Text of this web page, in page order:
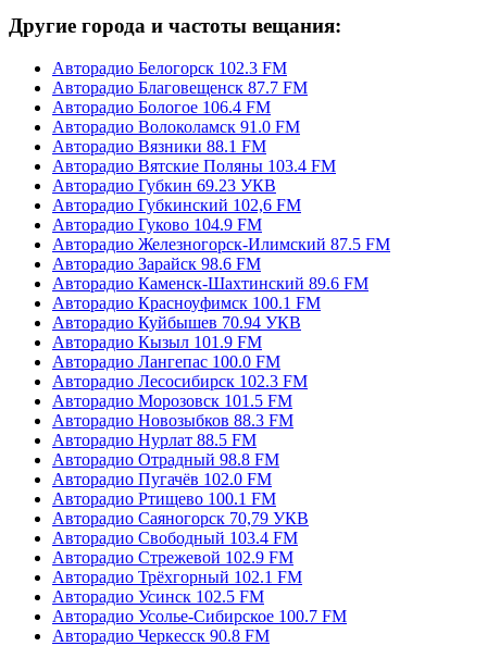
Другие города и частоты вещания:
Авторадио Белогорск 102.3 FM
Авторадио Благовещенск 87.7 FM
Авторадио Бологое 106.4 FM
Авторадио Волоколамск 91.0 FM
Авторадио Вязники 88.1 FM
Авторадио Вятские Поляны 103.4 FM
Авторадио Губкин 69.23 УКВ
Авторадио Губкинский 102,6 FM
Авторадио Гуково 104.9 FM
Авторадио Железногорск-Илимский 87.5 FM
Авторадио Зарайск 98.6 FM
Авторадио Каменск-Шахтинский 89.6 FM
Авторадио Красноуфимск 100.1 FM
Авторадио Куйбышев 70.94 УКВ
Авторадио Кызыл 101.9 FM
Авторадио Лангепас 100.0 FM
Авторадио Лесосибирск 102.3 FM
Авторадио Морозовск 101.5 FM
Авторадио Новозыбков 88.3 FM
Авторадио Нурлат 88.5 FM
Авторадио Отрадный 98.8 FM
Авторадио Пугачёв 102.0 FM
Авторадио Ртищево 100.1 FM
Авторадио Саяногорск 70,79 УКВ
Авторадио Свободный 103.4 FM
Авторадио Стрежевой 102.9 FM
Авторадио Трёхгорный 102.1 FM
Авторадио Усинск 102.5 FM
Авторадио Усолье-Сибирское 100.7 FM
Авторадио Черкесск 90.8 FM